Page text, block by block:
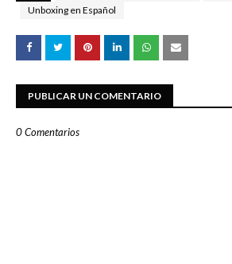
Unboxing en Español
PUBLICAR UN COMENTARIO
0 Comentarios